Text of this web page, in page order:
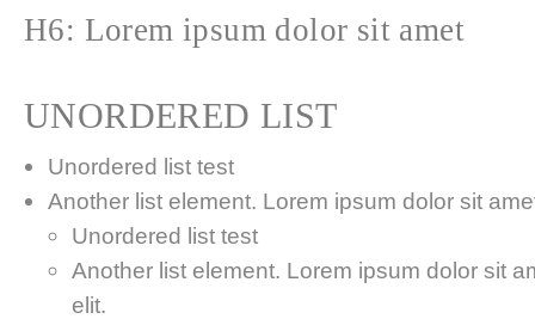
H6: Lorem ipsum dolor sit amet
UNORDERED LIST
Unordered list test
Another list element. Lorem ipsum dolor sit
Unordered list test
Another list element. Lorem ipsum dolor sit
elit.